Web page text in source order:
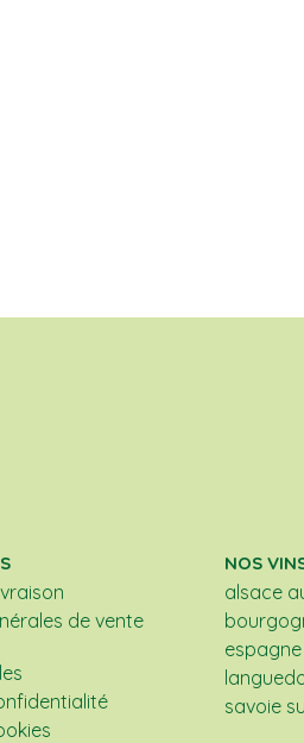
de vente
NOS
alsace
espagne
savoie